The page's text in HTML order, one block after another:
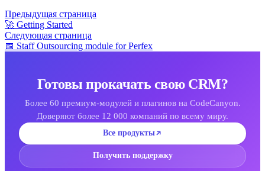
Предыдущая страница
🚀 Getting Started
Следующая страница
📅 Staff Outsourcing module for Perfex
Готовы прокачать свою CRM?
Более 60 премиум-модулей и плагинов на CodeCanyon.
Доверяют более 12 000 компаний по всему миру.
Все продукты
Получить поддержку